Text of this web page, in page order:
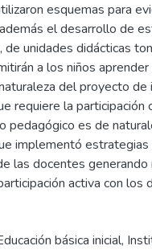
esquemas para
el desarrollo de
unidades didácticas
a los niños
del proyecto de
requiere la participación
pedagógico es de
implementó
las docentes
activa con los
básica inicial,